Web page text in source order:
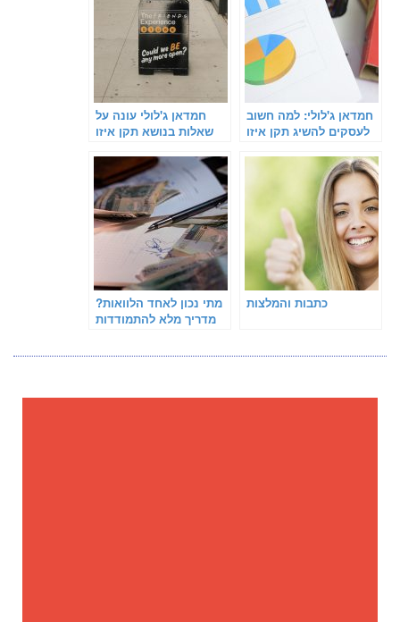
חמדאן ג'לולי עונה על
שאלות בנושא תקן איזו
חמדאן ג'לולי: למה חשוב
לעסקים להשיג תקן איזו
מתי נכון לאחד הלוואות?
מדריך מלא להתמודדות
כתבות והמלצות